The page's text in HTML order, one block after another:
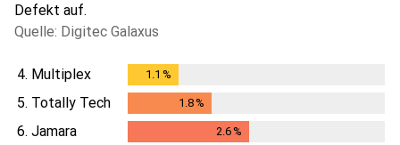
Defekt auf.
Quelle: Digitec Galaxus
4. Multiplex 1.1 %
5. Totally Tech 1.8%
6. Jamara 2.6%